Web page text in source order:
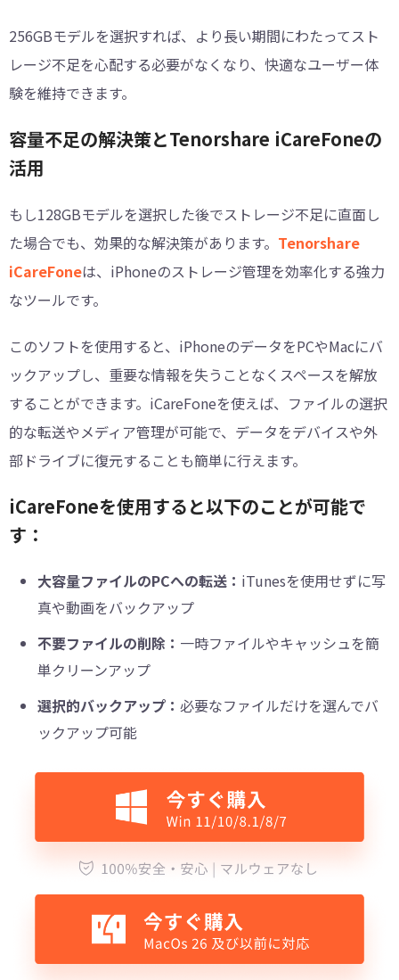
256GBモデルを選択すれば、より長い期間にわたってスト
レージ不足を心配する必要がなくなり、快適なユーザー体
験を維持できます。
容量不足の解決策とTenorshare iCareFoneの
活用
もし128GBモデルを選択した後でストレージ不足に直面し
た場合でも、効果的な解決策があります。 Tenorshare
iCareFoneは、iPhoneのストレージ管理を効率化する強力
なツールです。
このソフトを使用すると、iPhoneのデータをPCやMacにバ
ックアップし、重要な情報を失うことなくスペースを解放
することができます。iCareFoneを使えば、ファイルの選択
的な転送やメディア管理が可能で、データをデバイスや外
部ドライブに復元することも簡単に行えます。
iCareFoneを使用すると以下のことが可能で
す：
大容量ファイルのPCへの転送： iTunesを使用せずに写
真や動画をバックアップ
不要ファイルの削除： 一時ファイルやキャッシュを簡
単クリーンアップ
選択的バックアップ： 必要なファイルだけを選んでバ
ックアップ可能